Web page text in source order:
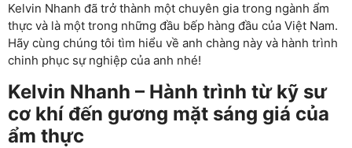
Kelvin Nhanh đã trở thành một chuyên gia trong ngành ẩm
thực và là một trong những đầu bếp hàng đầu của Việt Nam.
Hãy cùng chúng tôi tìm hiểu về anh chàng này và hành trình
chinh phục sự nghiệp của anh nhé!
Kelvin Nhanh – Hành trình từ kỹ sư
cơ khí đến gương mặt sáng giá của
ẩm thực